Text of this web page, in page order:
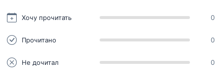
Хочу прочитать 0
Прочитано 0
Не дочитал 0